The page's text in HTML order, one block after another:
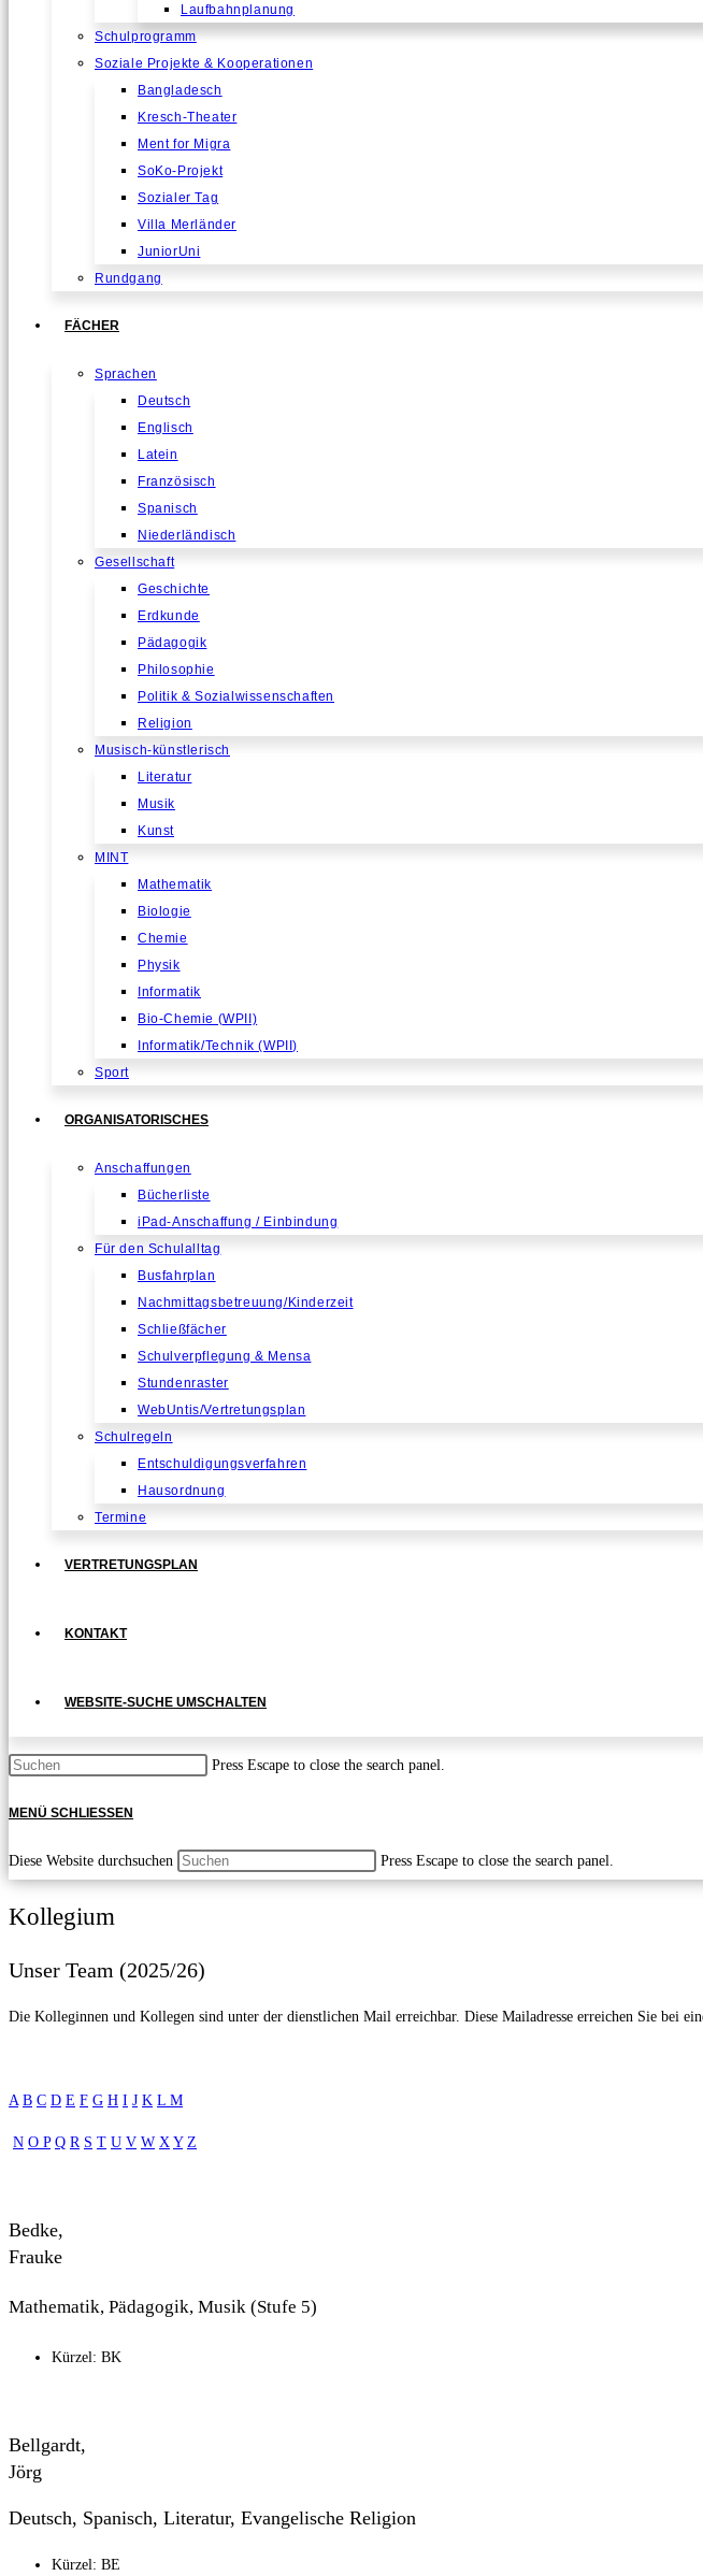
Laufbahnplanung
Schulprogramm
Soziale Projekte & Kooperationen
Bangladesch
Kresch-Theater
Ment for Migra
SoKo-Projekt
Sozialer Tag
Villa Merländer
JuniorUni
Rundgang
FÄCHER
Sprachen
Deutsch
Englisch
Latein
Französisch
Spanisch
Niederländisch
Gesellschaft
Geschichte
Erdkunde
Pädagogik
Philosophie
Politik & Sozialwissenschaften
Religion
Musisch-künstlerisch
Literatur
Musik
Kunst
MINT
Mathematik
Biologie
Chemie
Physik
Informatik
Bio-Chemie (WPII)
Informatik/Technik (WPII)
Sport
ORGANISATORISCHES
Anschaffungen
Bücherliste
iPad-Anschaffung / Einbindung
Für den Schulalltag
Busfahrplan
Nachmittagsbetreuung/Kinderzeit
Schließfächer
Schulverpflegung & Mensa
Stundenraster
WebUntis/Vertretungsplan
Schulregeln
Entschuldigungsverfahren
Hausordnung
Termine
VERTRETUNGSPLAN
KONTAKT
WEBSITE-SUCHE UMSCHALTEN
Press Escape to close the search panel.
MENÜ SCHLIESSEN
Diese Website durchsuchen Press Escape to close the search panel.
Kollegium
Unser Team (2025/26)
Die Kolleginnen und Kollegen sind unter der dienstlichen Mail erreichbar. Diese Mailadresse erreichen Sie bei
A B C D E F G H I J K L M
N O P Q R S T U V W X Y Z
Bedke,
Frauke
Mathematik, Pädagogik, Musik (Stufe 5)
Kürzel: BK
Bellgardt,
Jörg
Deutsch, Spanisch, Literatur, Evangelische Religion
Kürzel: BE